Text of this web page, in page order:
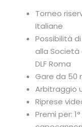
Torneo
Italiane
Possibilità
alla Società
DLF Roma
Gare da 50
Arbitraggio
Riprese
Premi per: